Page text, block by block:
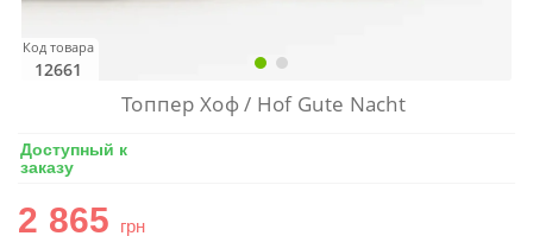
Код товара
12661
Топпер Хоф / Hof Gute Nacht
Доступный к
заказу
2 865 грн